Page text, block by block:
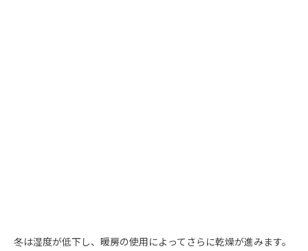
冬は湿度が低下し、暖房の使用によってさらに乾燥が進みます。